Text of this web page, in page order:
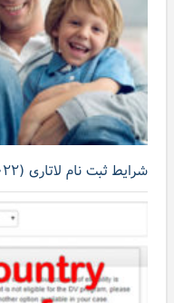
شرایط ثبت نام لاتاری (۲۰۲۲) سال ۱۳۹۹